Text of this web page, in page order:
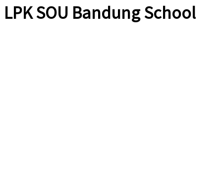
LPK SOU Bandung School